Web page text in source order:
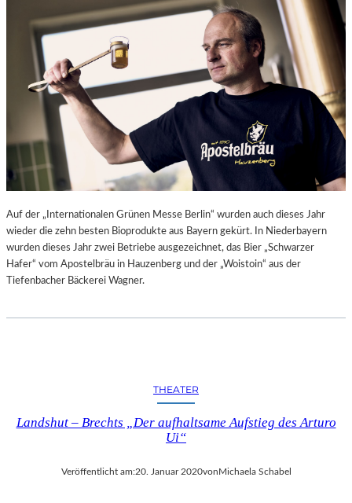
Auf der „Internationalen Grünen Messe Berlin“ wurden auch dieses Jahr
wieder die zehn besten Bioprodukte aus Bayern gekürt. In Niederbayern
wurden dieses Jahr zwei Betriebe ausgezeichnet, das Bier „Schwarzer
Hafer“ vom Apostelbräu in Hauzenberg und der „Woistoin“ aus der
Tiefenbacher Bäckerei Wagner.
THEATER
Landshut – Brechts „Der aufhaltsame Aufstieg des Arturo
Ui“
Veröffentlicht am:20. Januar 2020von Michaela Schabel